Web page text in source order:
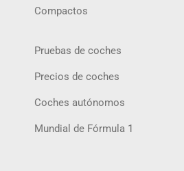
Compactos
Pruebas de coches
Precios de coches
Coches autónomos
Mundial de Fórmula 1